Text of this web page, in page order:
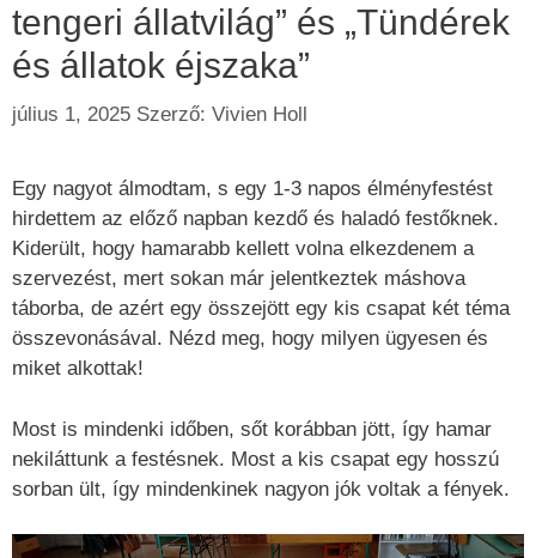
tengeri állatvilág” és „Tündérek
és állatok éjszaka”
július 1, 2025 Szerző: Vivien Holl
Egy nagyot álmodtam, s egy 1-3 napos élményfestést
hirdettem az előző napban kezdő és haladó festőknek.
Kiderült, hogy hamarabb kellett volna elkezdenem a
szervezést, mert sokan már jelentkeztek máshova
táborba, de azért egy összejött egy kis csapat két téma
összevonásával. Nézd meg, hogy milyen ügyesen és
miket alkottak!
Most is mindenki időben, sőt korábban jött, így hamar
nekiláttunk a festésnek. Most a kis csapat egy hosszú
sorban ült, így mindenkinek nagyon jók voltak a fények.